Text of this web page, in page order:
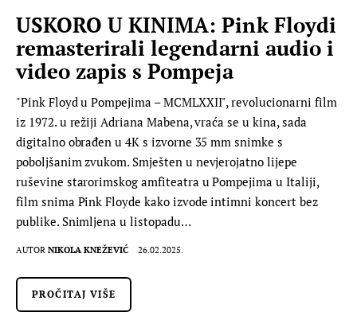
USKORO U KINIMA: Pink Floydi
remasterirali legendarni audio i
video zapis s Pompeja
"Pink Floyd u Pompejima – MCMLXXII", revolucionarni film
iz 1972. u režiji Adriana Mabena, vraća se u kina, sada
digitalno obrađen u 4K s izvorne 35 mm snimke s
poboljšanim zvukom. Smješten u nevjerojatno lijepe
ruševine starorimskog amfiteatra u Pompejima u Italiji,
film snima Pink Floyde kako izvode intimni koncert bez
publike. Snimljena u listopadu…
AUTOR NIKOLA KNEŽEVIĆ 26.02.2025.
PROČITAJ VIŠE